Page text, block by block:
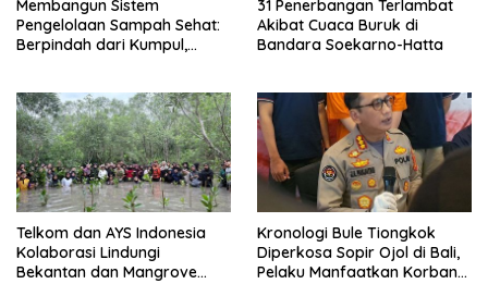
Membangun Sistem
Pengelolaan Sampah Sehat:
Berpindah dari Kumpul,
31 Penerbangan Terlambat
Akibat Cuaca Buruk di
Bandara Soekarno-Hatta
Telkom dan AYS Indonesia
Kolaborasi Lindungi
Bekantan dan Mangrove
Kronologi Bule Tiongkok
Diperkosa Sopir Ojol di Bali,
Pelaku Manfaatkan Korban